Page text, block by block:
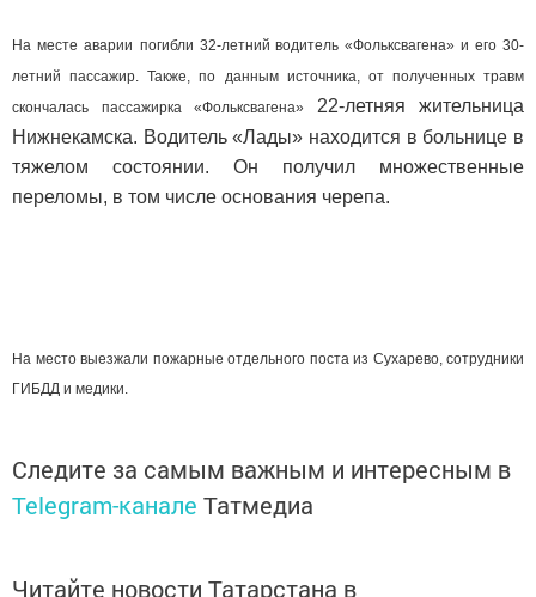
На месте аварии погибли 32-летний водитель «Фольксвагена» и его 30-
летний пассажир. Также, по данным источника, от полученных травм
скончалась пассажирка «Фольксвагена»
22-летняя жительница
Нижнекамска. Водитель «Лады» находится в больнице в
тяжелом состоянии. Он получил множественные
переломы, в том числе основания черепа.
На место выезжали пожарные отдельного поста из Сухарево, сотрудники
ГИБДД и медики.
Следите за самым важным и интересным в
Telegram-канале Татмедиа
Читайте новости Татарстана в